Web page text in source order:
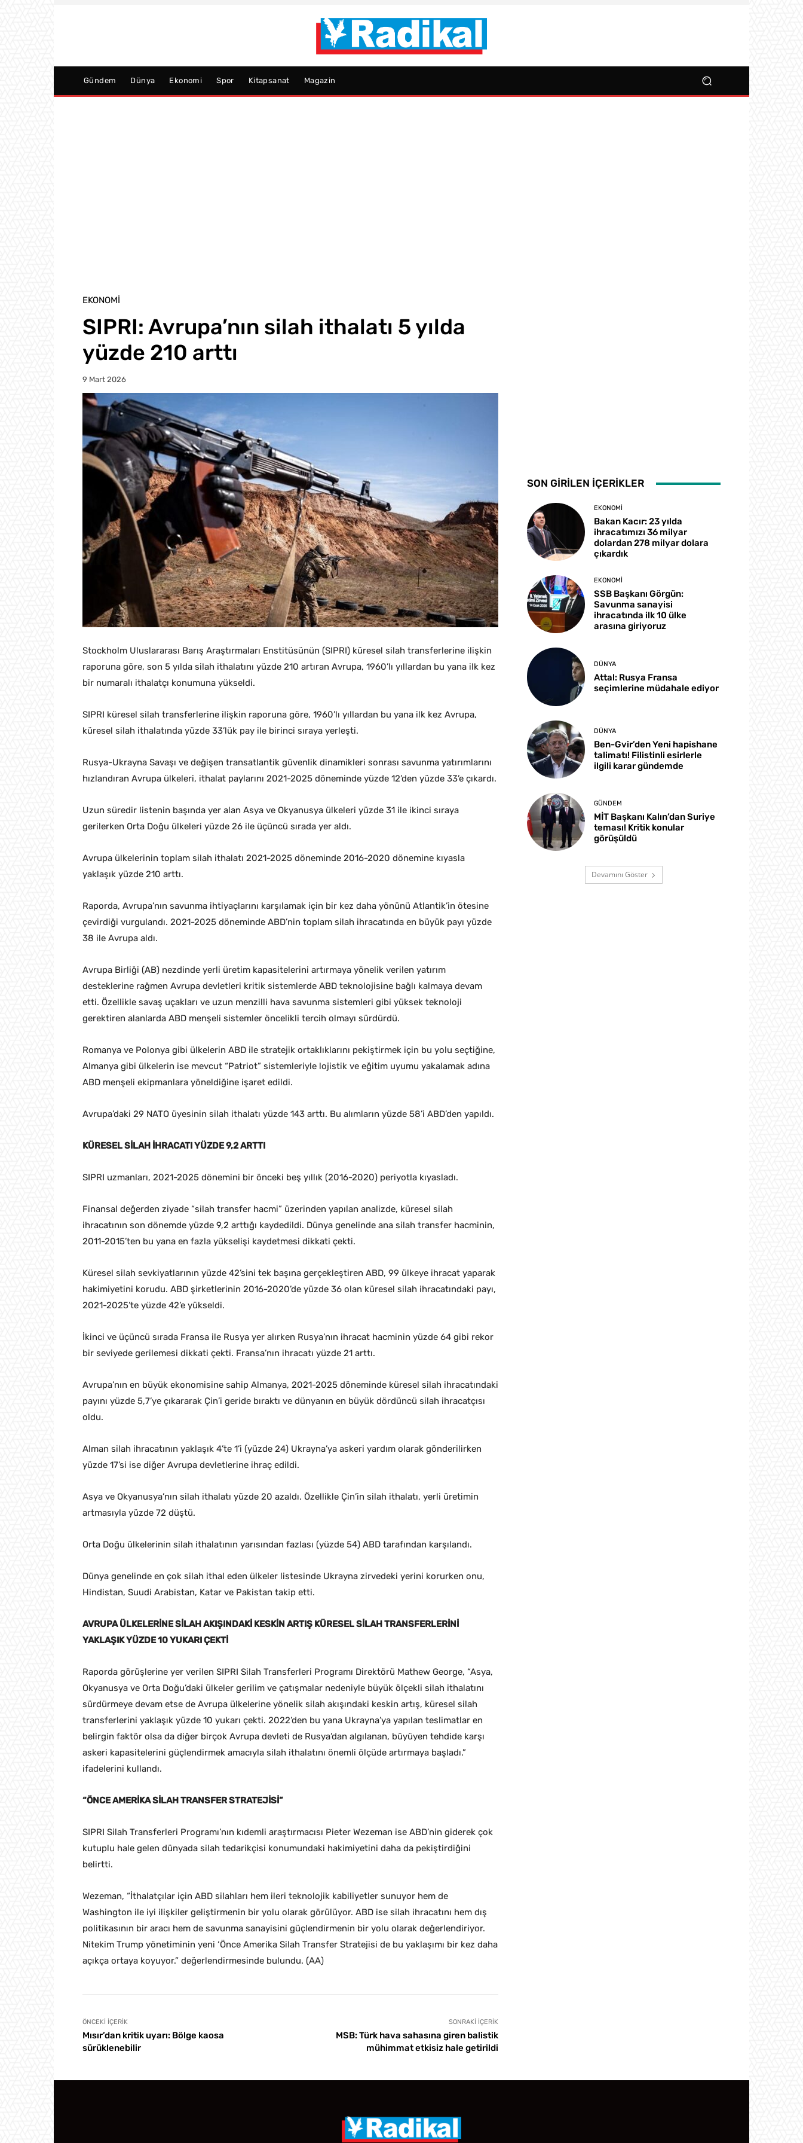
Gündem Dünya Ekonomi Spor Kitapsanat Magazin
EKONOMI
SIPRI: Avrupa’nın silah ithalatı 5 yılda
yüzde 210 arttı
9 Mart 2026
Stockholm Uluslararası Barış Araştırmaları Enstitüsünün (SIPRI) küresel silah transferlerine ilişkin
raporuna göre, son 5 yılda silah ithalatını yüzde 210 artıran Avrupa, 1960’lı yıllardan bu yana ilk kez
bir numaralı ithalatçı konumuna yükseldi.
SIPRI küresel silah transferlerine ilişkin raporuna göre, 1960’lı yıllardan bu yana ilk kez Avrupa,
küresel silah ithalatında yüzde 33’lük pay ile birinci sıraya yerleşti.
Rusya-Ukrayna Savaşı ve değişen transatlantik güvenlik dinamikleri sonrası savunma yatırımlarını
hızlandıran Avrupa ülkeleri, ithalat paylarını 2021-2025 döneminde yüzde 12’den yüzde 33’e çıkardı.
Uzun süredir listenin başında yer alan Asya ve Okyanusya ülkeleri yüzde 31 ile ikinci sıraya
gerilerken Orta Doğu ülkeleri yüzde 26 ile üçüncü sırada yer aldı.
Avrupa ülkelerinin toplam silah ithalatı 2021-2025 döneminde 2016-2020 dönemine kıyasla
yaklaşık yüzde 210 arttı.
Raporda, Avrupa’nın savunma ihtiyaçlarını karşılamak için bir kez daha yönünü Atlantik’in ötesine
çevirdiği vurgulandı. 2021-2025 döneminde ABD’nin toplam silah ihracatında en büyük payı yüzde
38 ile Avrupa aldı.
Avrupa Birliği (AB) nezdinde yerli üretim kapasitelerini artırmaya yönelik verilen yatırım
desteklerine rağmen Avrupa devletleri kritik sistemlerde ABD teknolojisine bağlı kalmaya devam
etti. Özellikle savaş uçakları ve uzun menzilli hava savunma sistemleri gibi yüksek teknoloji
gerektiren alanlarda ABD menşeli sistemler öncelikli tercih olmayı sürdürdü.
Romanya ve Polonya gibi ülkelerin ABD ile stratejik ortaklıklarını pekiştirmek için bu yolu seçtiğine,
Almanya gibi ülkelerin ise mevcut “Patriot” sistemleriyle lojistik ve eğitim uyumu yakalamak adına
ABD menşeli ekipmanlara yöneldiğine işaret edildi.
Avrupa’daki 29 NATO üyesinin silah ithalatı yüzde 143 arttı. Bu alımların yüzde 58’i ABD’den yapıldı.
KÜRESEL SİLAH İHRACATI YÜZDE 9,2 ARTTI
SIPRI uzmanları, 2021-2025 dönemini bir önceki beş yıllık (2016-2020) periyotla kıyasladı.
Finansal değerden ziyade “silah transfer hacmi” üzerinden yapılan analizde, küresel silah
ihracatının son dönemde yüzde 9,2 arttığı kaydedildi. Dünya genelinde ana silah transfer hacminin,
2011-2015’ten bu yana en fazla yükselişi kaydetmesi dikkati çekti.
Küresel silah sevkiyatlarının yüzde 42’sini tek başına gerçekleştiren ABD, 99 ülkeye ihracat yaparak
hakimiyetini korudu. ABD şirketlerinin 2016-2020’de yüzde 36 olan küresel silah ihracatındaki payı,
2021-2025’te yüzde 42’e yükseldi.
İkinci ve üçüncü sırada Fransa ile Rusya yer alırken Rusya’nın ihracat hacminin yüzde 64 gibi rekor
bir seviyede gerilemesi dikkati çekti. Fransa’nın ihracatı yüzde 21 arttı.
Avrupa’nın en büyük ekonomisine sahip Almanya, 2021-2025 döneminde küresel silah ihracatındaki
payını yüzde 5,7’ye çıkararak Çin’i geride bıraktı ve dünyanın en büyük dördüncü silah ihracatçısı
oldu.
Alman silah ihracatının yaklaşık 4’te 1’i (yüzde 24) Ukrayna’ya askeri yardım olarak gönderilirken
yüzde 17’si ise diğer Avrupa devletlerine ihraç edildi.
Asya ve Okyanusya’nın silah ithalatı yüzde 20 azaldı. Özellikle Çin’in silah ithalatı, yerli üretimin
artmasıyla yüzde 72 düştü.
Orta Doğu ülkelerinin silah ithalatının yarısından fazlası (yüzde 54) ABD tarafından karşılandı.
Dünya genelinde en çok silah ithal eden ülkeler listesinde Ukrayna zirvedeki yerini korurken onu,
Hindistan, Suudi Arabistan, Katar ve Pakistan takip etti.
AVRUPA ÜLKELERİNE SİLAH AKIŞINDAKİ KESKİN ARTIŞ KÜRESEL SİLAH TRANSFERLERİNİ
YAKLAŞIK YÜZDE 10 YUKARI ÇEKTİ
Raporda görüşlerine yer verilen SIPRI Silah Transferleri Programı Direktörü Mathew George, “Asya,
Okyanusya ve Orta Doğu’daki ülkeler gerilim ve çatışmalar nedeniyle büyük ölçekli silah ithalatını
sürdürmeye devam etse de Avrupa ülkelerine yönelik silah akışındaki keskin artış, küresel silah
transferlerini yaklaşık yüzde 10 yukarı çekti. 2022’den bu yana Ukrayna’ya yapılan teslimatlar en
belirgin faktör olsa da diğer birçok Avrupa devleti de Rusya’dan algılanan, büyüyen tehdide karşı
askeri kapasitelerini güçlendirmek amacıyla silah ithalatını önemli ölçüde artırmaya başladı.”
ifadelerini kullandı.
“ÖNCE AMERİKA SİLAH TRANSFER STRATEJİSİ”
SIPRI Silah Transferleri Programı’nın kıdemli araştırmacısı Pieter Wezeman ise ABD’nin giderek çok
kutuplu hale gelen dünyada silah tedarikçisi konumundaki hakimiyetini daha da pekiştirdiğini
belirtti.
Wezeman, “İthalatçılar için ABD silahları hem ileri teknolojik kabiliyetler sunuyor hem de
Washington ile iyi ilişkiler geliştirmenin bir yolu olarak görülüyor. ABD ise silah ihracatını hem dış
politikasının bir aracı hem de savunma sanayisini güçlendirmenin bir yolu olarak değerlendiriyor.
Nitekim Trump yönetiminin yeni ‘Önce Amerika Silah Transfer Stratejisi de bu yaklaşımı bir kez daha
açıkça ortaya koyuyor.” değerlendirmesinde bulundu. (AA)
ÖNCEKI İÇERIK
Mısır’dan kritik uyarı: Bölge kaosa
sürüklenebilir
SONRAKI İÇERIK
MSB: Türk hava sahasına giren balistik
mühimmat etkisiz hale getirildi
SON GİRİLEN İÇERİKLER
EKONOMI
Bakan Kacır: 23 yılda
ihracatımızı 36 milyar
dolardan 278 milyar dolara
çıkardık
EKONOMI
SSB Başkanı Görgün:
Savunma sanayisi
ihracatında ilk 10 ülke
arasına giriyoruz
DÜNYA
Attal: Rusya Fransa
seçimlerine müdahale ediyor
DÜNYA
Ben-Gvir’den Yeni hapishane
talimatı! Filistinli esirlerle
ilgili karar gündemde
GÜNDEM
MİT Başkanı Kalın’dan Suriye
teması! Kritik konular
görüşüldü
Devamını Göster